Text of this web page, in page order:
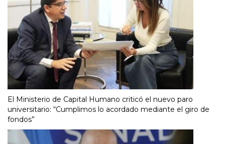
El Ministerio de Capital Humano criticó el nuevo paro
universitario: “Cumplimos lo acordado mediante el giro de
fondos”